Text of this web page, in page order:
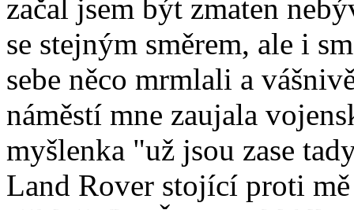
začal jsem být zmaten
se stejným směrem, ale i
sebe něco mrmlali a
náměstí mne zaujala
myšlenka "už jsou zase
Land Rover stojící proti